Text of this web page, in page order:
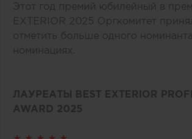
Этот год премий юбилейный в
EXTERIOR 2025 Оргкомитет
отметить больше одного
номинациях.
ЛАУРЕАТЫ BEST EXTERIOR
AWARD 2025